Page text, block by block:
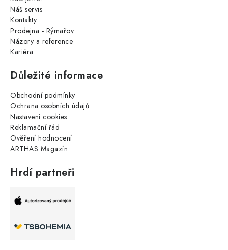
Náš servis
Kontakty
Prodejna - Rýmařov
Názory a reference
Kariéra
Důležité informace
Obchodní podmínky
Ochrana osobních údajů
Nastavení cookies
Reklamační řád
Ověření hodnocení
ARTHAS Magazín
Hrdí partneři